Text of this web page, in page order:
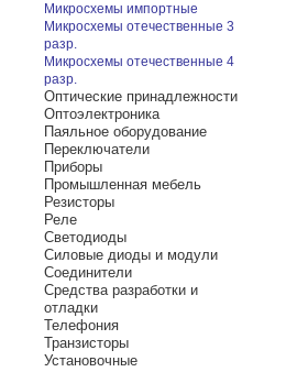
Микросхемы импортные
Микросхемы отечественные 3
разр.
Микросхемы отечественные 4
разр.
Оптические принадлежности
Оптоэлектроника
Паяльное оборудование
Переключатели
Приборы
Промышленная мебель
Резисторы
Реле
Светодиоды
Силовые диоды и модули
Соединители
Средства разработки и
отладки
Телефония
Транзисторы
Установочные